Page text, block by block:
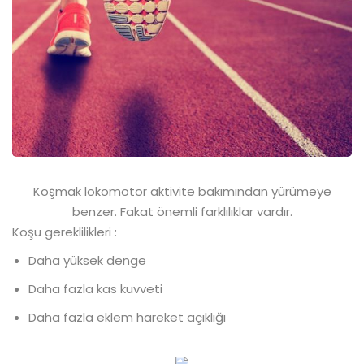
Koşmak lokomotor aktivite bakımından yürümeye
benzer. Fakat önemli farklılıklar vardır.
Koşu gereklilikleri :
Daha yüksek denge
Daha fazla kas kuvveti
Daha fazla eklem hareket açıklığı